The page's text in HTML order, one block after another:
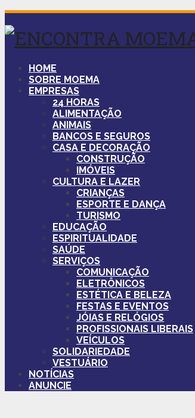
HOME
SOBRE MOEMA
EMPRESAS
24 HORAS
ALIMENTAÇÃO
ANIMAIS
BANCOS E SEGUROS
CASA E DECORAÇÃO
CONSTRUÇÃO
IMÓVEIS
CULTURA E LAZER
CRIANÇAS
ESPORTE E DANÇA
TURISMO
EDUCAÇÃO
ESPIRITUALIDADE
SAÚDE
SERVIÇOS
COMUNICAÇÃO
ELETRÔNICOS
ESTÉTICA E BELEZA
FESTAS E EVENTOS
JÓIAS E RELÓGIOS
PROFISSIONAIS LIBERAIS
VEÍCULOS
SOLIDARIEDADE
VESTUÁRIO
NOTÍCIAS
ANUNCIE